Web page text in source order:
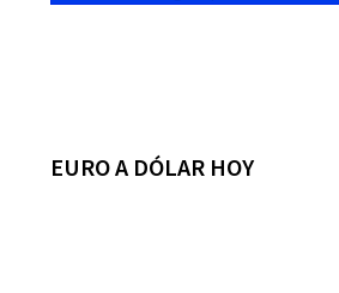
EURO A DÓLAR HOY